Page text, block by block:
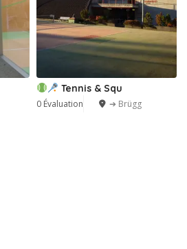
Tennis & Squ
0 Évaluation ➔ Brügg